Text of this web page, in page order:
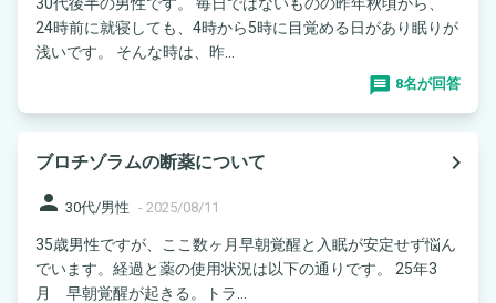
24時前に就寝しても、4時から5時に目覚める日があり眠りが
浅いです。 そんな時は、昨...
8名が回答
ブロチゾラムの断薬について
navigate_next
person 30代/男性 - 2025/08/11
35歳男性ですが、ここ数ヶ月早朝覚醒と入眠が安定せず悩ん
でいます。経過と薬の使用状況は以下の通りです。 25年3
月 早朝覚醒が起きる。トラ...